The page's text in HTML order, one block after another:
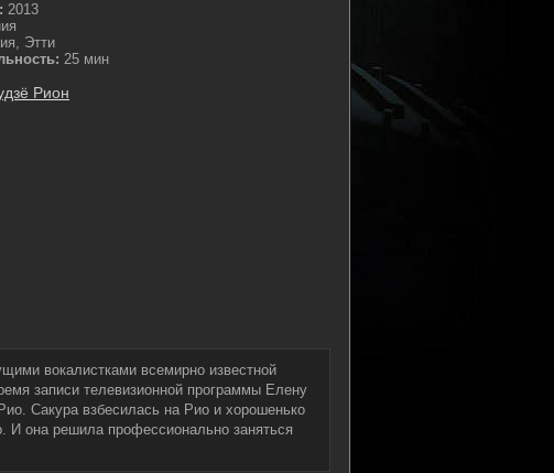
2013
Этти
25 мин
Рион
вокалистками всемирно известной
записи телевизионной программы Елену
Сакура взбесилась на Рио и хорошенько
И она решила профессионально заняться